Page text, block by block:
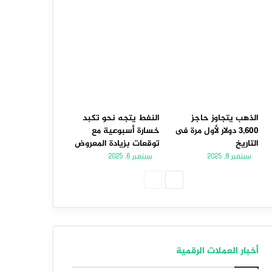
الذهب يتجاوز حاجز
3,600 دولار لأول مرة فى
التاريخ
سبتمبر 8, 2025
النفط يتجه نحو تكبد
خسارة أسبوعية مع
توقعات بزيادة المعروض
سبتمبر 6, 2025
أخبار العملات الرقمية